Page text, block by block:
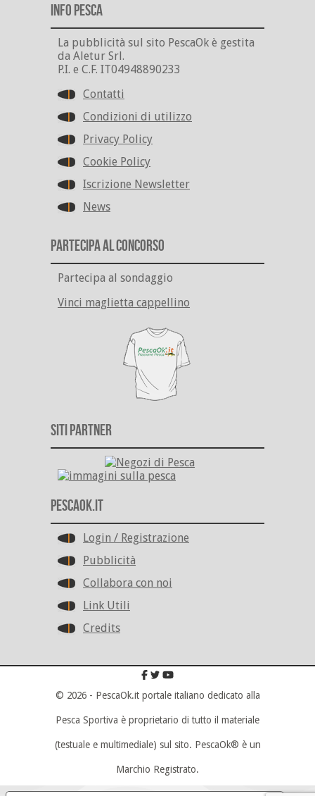
Info Pesca
La pubblicità sul sito PescaOk è gestita
da Aletur Srl.
P.I. e C.F. IT04948890233
Contatti
Condizioni di utilizzo
Privacy Policy
Cookie Policy
Iscrizione Newsletter
News
Partecipa al Concorso
Partecipa al sondaggio
Vinci maglietta cappellino
Siti Partner
PescaOk.it
Login / Registrazione
Pubblicità
Collabora con noi
Link Utili
Credits
© 2026 - PescaOk.it portale italiano dedicato alla
Pesca Sportiva è proprietario di tutto il materiale
(testuale e multimediale) sul sito. PescaOk® è un
Marchio Registrato.
Scroll To Top